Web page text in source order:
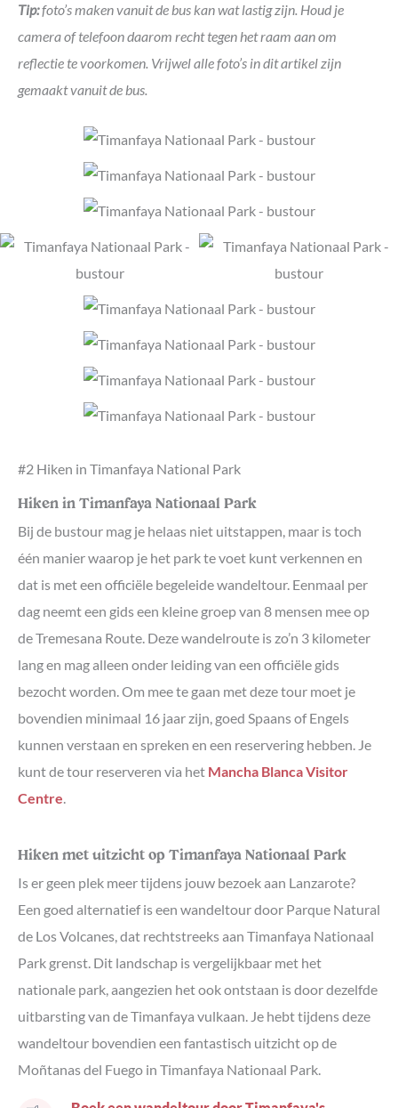
Tip:foto’s maken vanuit de bus kan wat lastig zijn. Houd je
camera of telefoon daarom recht tegen het raam aan om
reflectie te voorkomen. Vrijwel alle foto’s in dit artikel zijn
gemaakt vanuit de bus.
#2 Hiken in Timanfaya National Park
Hiken in Timanfaya Nationaal Park
Bij de bustour mag je helaas niet uitstappen, maar is toch
één manier waarop je het park te voet kunt verkennen en
dat is met een officiële begeleide wandeltour. Eenmaal per
dag neemt een gids een kleine groep van 8 mensen mee op
de Tremesana Route. Deze wandelroute is zo’n 3 kilometer
lang en mag alleen onder leiding van een officiële gids
bezocht worden. Om mee te gaan met deze tour moet je
bovendien minimaal 16 jaar zijn, goed Spaans of Engels
kunnen verstaan en spreken en een reservering hebben. Je
kunt de tour reserveren via het Mancha Blanca Visitor
Centre
Hiken met uitzicht op Timanfaya Nationaal Park
Is er geen plek meer tijdens jouw bezoek aan Lanzarote?
Een goed alternatief is een wandeltour door Parque Natural
de Los Volcanes, dat rechtstreeks aan Timanfaya Nationaal
Park grenst. Dit landschap is vergelijkbaar met het
nationale park, aangezien het ook ontstaan is door dezelfde
uitbarsting van de Timanfaya vulkaan. Je hebt tijdens deze
wandeltour bovendien een fantastisch uitzicht op de
Moñtanas del Fuego in Timanfaya Nationaal Park.